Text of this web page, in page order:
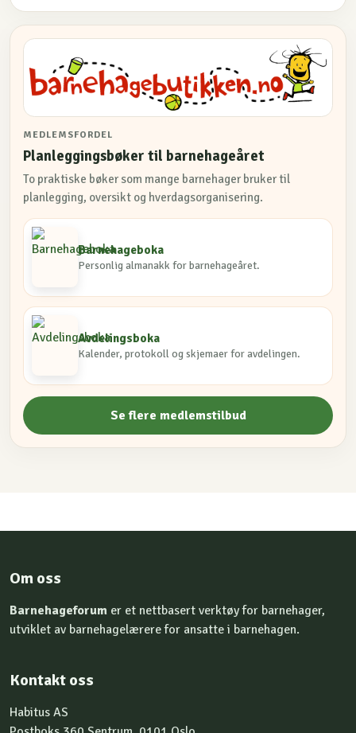
MEDLEMSFORDEL
Planleggingsbøker til barnehageåret
To praktiske bøker som mange barnehager bruker til
planlegging, oversikt og hverdagsorganisering.
Barnehageboka
Personlig almanakk for barnehageåret.
Avdelingsboka
Kalender, protokoll og skjemaer for avdelingen.
Se flere medlemstilbud
Om oss
Barnehageforum er et nettbasert verktøy for barnehager,
utviklet av barnehagelærere for ansatte i barnehagen.
Kontakt oss
Habitus AS